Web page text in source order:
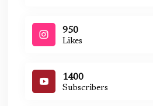
950
Likes
1400
Subscribers